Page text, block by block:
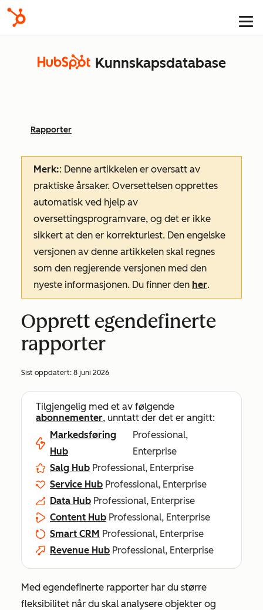
Kunnskapsdatabase
Rapporter
Merk:: Denne artikkelen er oversatt av
praktiske årsaker. Oversettelsen opprettes
automatisk ved hjelp av
oversettingsprogramvare, og det er ikke
sikkert at den er korrekturlest. Den engelske
versjonen av denne artikkelen skal regnes
som den regjerende versjonen med den
nyeste informasjonen. Du finner den her.
Opprett egendefinerte
rapporter
Sist oppdatert: 8 juni 2026
Tilgjengelig med et av følgende
abonnementer, unntatt der det er angitt:
Markedsføring
Hub
Professional,
Enterprise
Salg Hub Professional, Enterprise
Service Hub Professional, Enterprise
Data Hub Professional, Enterprise
Content Hub Professional, Enterprise
Smart CRM Professional, Enterprise
Revenue Hub Professional, Enterprise
Med egendefinerte rapporter har du større
fleksibilitet når du skal analysere objekter og